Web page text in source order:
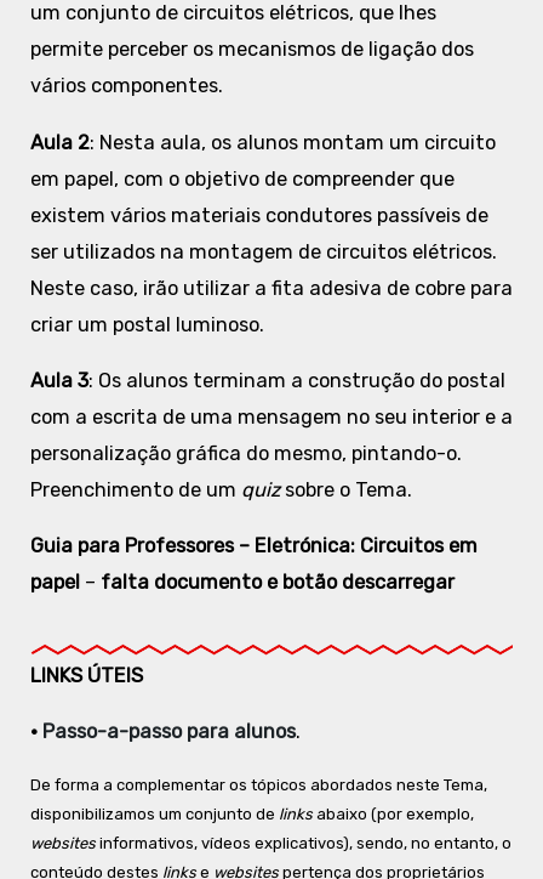
um conjunto de circuitos elétricos, que lhes
permite perceber os mecanismos de ligação dos
vários componentes.
Aula 2: Nesta aula, os alunos montam um circuito
em papel, com o objetivo de compreender que
existem vários materiais condutores passíveis de
ser utilizados na montagem de circuitos elétricos.
Neste caso, irão utilizar a fita adesiva de cobre para
criar um postal luminoso.
Aula 3: Os alunos terminam a construção do postal
com a escrita de uma mensagem no seu interior e a
personalização gráfica do mesmo, pintando-o.
Preenchimento de um quizsobre o Tema.
Guia para Professores – Eletrónica: Circuitos em
papel – falta documento e botão descarregar
LINKS ÚTEIS
• Passo-a-passo para alunos.
De forma a complementar os tópicos abordados neste Tema,
disponibilizamos um conjunto de linksabaixo (por exemplo,
websitesinformativos, vídeos explicativos), sendo, no entanto, o
conteúdo destes linkse websitespertença dos proprietários